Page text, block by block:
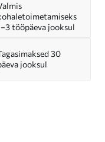
tööpäeva jooksul
30
jooksul